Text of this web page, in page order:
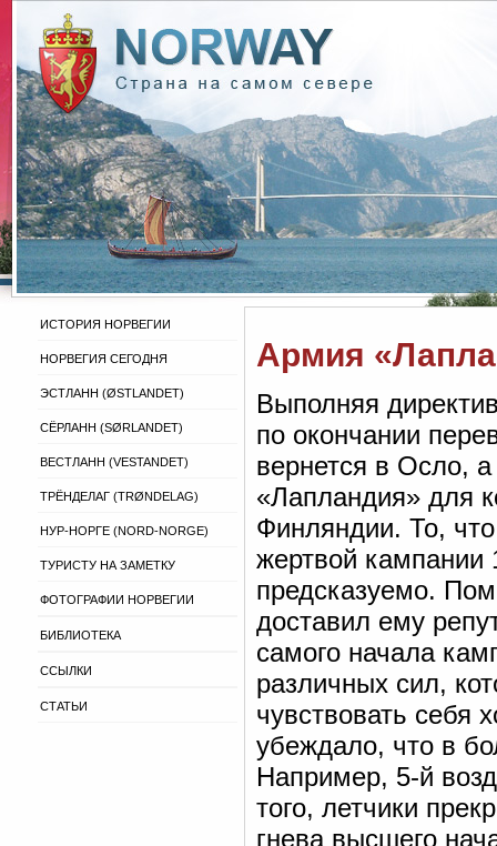
ИСТОРИЯ НОРВЕГИИ
НОРВЕГИЯ СЕГОДНЯ
ЭСТЛАНН (ØSTLANDET)
СЁРЛАНН (SØRLANDET)
ВЕСТЛАНН (VESTANDET)
ТРЁНДЕЛАГ (TRØNDELAG)
НУР-НОРГЕ (NORD-NORGE)
ТУРИСТУ НА ЗАМЕТКУ
ФОТОГРАФИИ НОРВЕГИИ
БИБЛИОТЕКА
ССЫЛКИ
СТАТЬИ
Армия
Выполняя
по окончании
вернется в Осло,
«Лапландия» для
Финляндии. То,
жертвой кампании
предсказуемо.
доставил ему
самого начала
различных сил,
чувствовать себя
убеждало, что в
Например, 5-й
того, летчики
гнева высшего